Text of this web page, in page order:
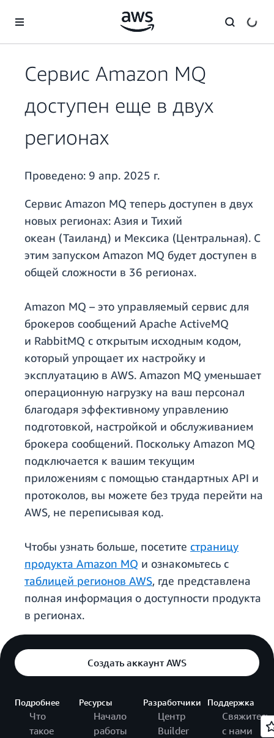
Перейти к главному контенту
Сервис Amazon MQ
доступен еще в двух
регионах
Проведено: 9 апр. 2025 г.
Сервис Amazon MQ теперь доступен в двух
новых регионах: Азия и Тихий
океан (Таиланд) и Мексика (Центральная). С
этим запуском Amazon MQ будет доступен в
общей сложности в 36 регионах.
Amazon MQ – это управляемый сервис для
брокеров сообщений Apache ActiveMQ
и RabbitMQ с открытым исходным кодом,
который упрощает их настройку и
эксплуатацию в AWS. Amazon MQ уменьшает
операционную нагрузку на ваш персонал
благодаря эффективному управлению
подготовкой, настройкой и обслуживанием
брокера сообщений. Поскольку Amazon MQ
подключается к вашим текущим
приложениям с помощью стандартных API и
протоколов, вы можете без труда перейти на
AWS, не переписывая код.
Чтобы узнать больше, посетите страницу
продукта Amazon MQ и ознакомьтесь с
таблицей регионов AWS, где представлена
полная информация о доступности продукта
в регионах.
Создать аккаунт AWS
Подробнее
Что
такое
Ресурсы
Начало
работы
Разработчики
Центр
Builder
Поддержка
Свяжитесь
с нами